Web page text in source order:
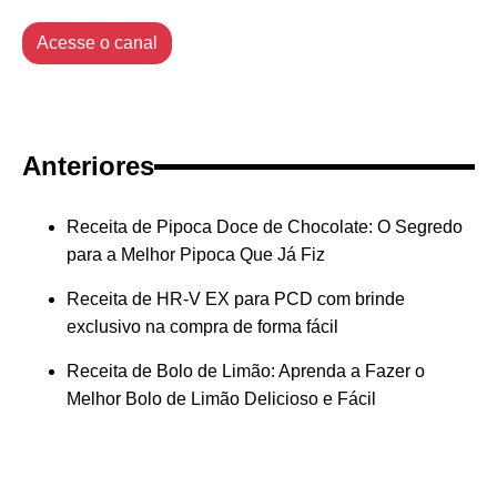
Acesse o canal
Anteriores
Receita de Pipoca Doce de Chocolate: O Segredo
para a Melhor Pipoca Que Já Fiz
Receita de HR-V EX para PCD com brinde
exclusivo na compra de forma fácil
Receita de Bolo de Limão: Aprenda a Fazer o
Melhor Bolo de Limão Delicioso e Fácil